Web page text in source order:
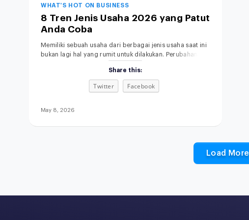
WHAT'S HOT ON BUSINESS
8 Tren Jenis Usaha 2026 yang Patut
Anda Coba
Memiliki sebuah usaha dari berbagai jenis usaha saat ini
bukan lagi hal yang rumit untuk dilakukan. Perubahan
terbukanya akses informasi membuat siapa pun punya
kesempatan untuk memulai bisnis, bahkan dari skala
kecil sekalipun. Menariknya, di tahun 2026, peluang
juga dari perubahan
Share this:
Twitter Facebook
May 8, 2026
Load More